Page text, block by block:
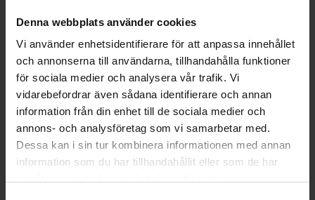
Denna webbplats använder cookies
Vi använder enhetsidentifierare för att anpassa innehållet
och annonserna till användarna, tillhandahålla funktioner
för sociala medier och analysera vår trafik. Vi
vidarebefordrar även sådana identifierare och annan
information från din enhet till de sociala medier och
annons- och analysföretag som vi samarbetar med.
Dessa kan i sin tur kombinera informationen med annan
information som du har tillhandahållit eller som de har
Kyl över frys
BoschKGN367ICT Kombinerad Kyl/Frys med NoFrost Serie 4
↑
G
C
PRODUKTBLAD
14 999:-
I lager